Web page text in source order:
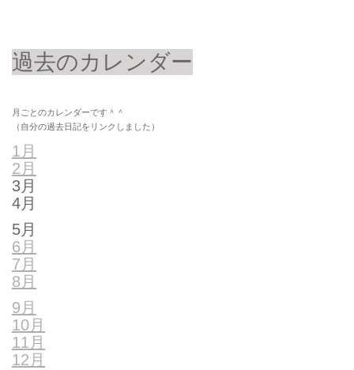
過去のカレンダー
月ごとのカレンダーです＾＾
（自分の過去日記をリンクしました）
1月
2月
3月
4月
5月
6月
7月
8月
9月
10月
11月
12月